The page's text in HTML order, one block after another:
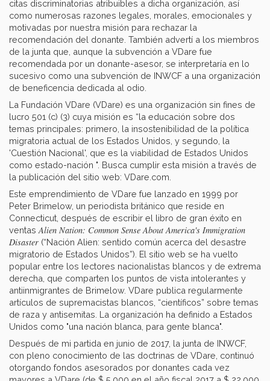
citas discriminatorias atribuibles a dicha organización, así
como numerosas razones legales, morales, emocionales y
motivadas por nuestra misión para rechazar la
recomendación del donante. También advertí a los miembros
de la junta que, aunque la subvención a VDare fue
recomendada por un donante-asesor, se interpretaría en lo
sucesivo como una subvención de INWCF a una organización
de beneficencia dedicada al odio.
La Fundación VDare (VDare) es una organización sin fines de
lucro 501 (c) (3) cuya misión es “la educación sobre dos
temas principales: primero, la insostenibilidad de la política
migratoria actual de los Estados Unidos, y segundo, la
'Cuestión Nacional', que es la viabilidad de Estados Unidos
como estado-nación ". Busca cumplir esta misión a través de
la publicación del sitio web: VDare.com.
Este emprendimiento de VDare fue lanzado en 1999 por
Peter Brimelow, un periodista británico que reside en
Connecticut, después de escribir el libro de gran éxito en
ventas Alien Nation: Common Sense About America's Immigration
Disaster (“Nación Alien: sentido común acerca del desastre
migratorio de Estados Unidos”). El sitio web se ha vuelto
popular entre los lectores nacionalistas blancos y de extrema
derecha, que comparten los puntos de vista intolerantes y
antiinmigrantes de Brimelow. VDare publica regularmente
artículos de supremacistas blancos, “científicos” sobre temas
de raza y antisemitas. La organización ha definido a Estados
Unidos como "una nación blanca, para gente blanca".
Después de mi partida en junio de 2017, la junta de INWCF,
con pleno conocimiento de las doctrinas de VDare, continuó
otorgando fondos asesorados por donantes cada vez